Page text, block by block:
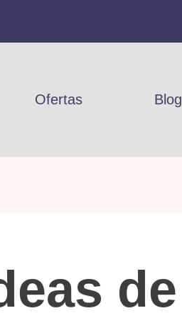
Ofertas Blog
de